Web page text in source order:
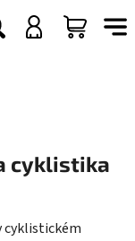
cyklistika
cyklistickém